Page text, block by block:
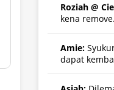
Roziah @
kena
Amie:
dapat